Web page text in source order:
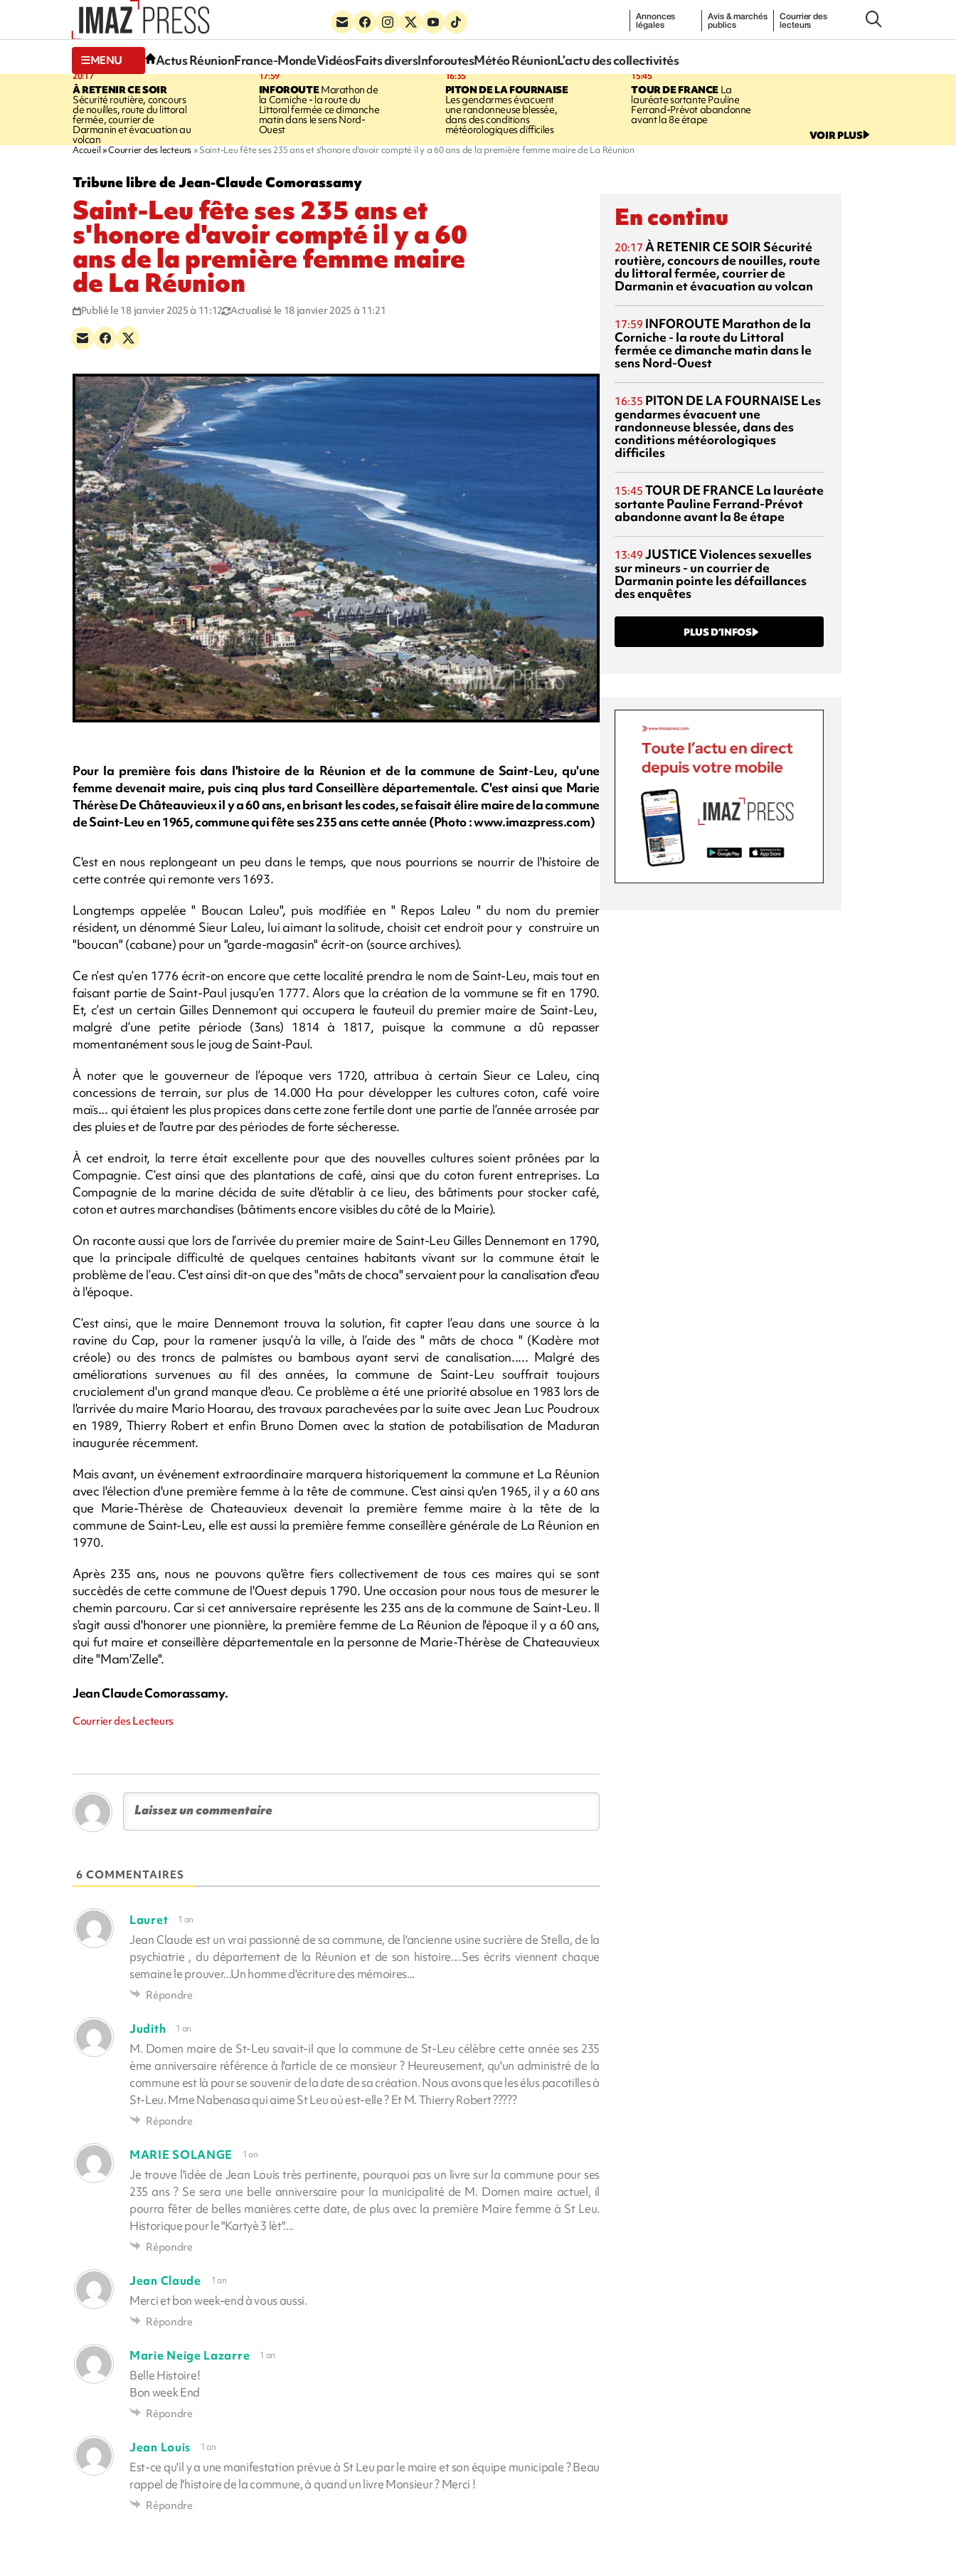
Annonces
légales
Avis & marchés
publics
Courrier des
lecteurs
MENU Actus RéunionFrance-MondeVidéosFaits diversInforoutesMétéo RéunionL’actu des collectivités
20:17
À RETENIR CE SOIR
Sécurité routière, concours
de nouilles, route du littoral
fermée, courrier de
Darmanin et évacuation au
volcan
17:59
INFOROUTEMarathon de
la Corniche - la route du
Littoral fermée ce dimanche
matin dans le sens Nord-
Ouest
16:35
PITON DE LA FOURNAISE
Les gendarmes évacuent
une randonneuse blessée,
dans des conditions
météorologiques difficiles
15:45
TOUR DE FRANCELa
lauréate sortante Pauline
Ferrand-Prévot abandonne
avant la 8e étape
VOIR PLUS
Accueil Courrier des lecteurs Saint-Leu fête ses 235 ans et s'honore d'avoir compté il y a 60 ans de la première femme maire de La Réunion
Tribune libre de Jean-Claude Comorassamy
Saint-Leu fête ses 235 ans et
s'honore d'avoir compté il y a 60
ans de la première femme maire
de La Réunion
Publié le 18 janvier 2025 à 11:12 Actualisé le 18 janvier 2025 à 11:21
Pour la première fois dans l'histoire de la Réunion et de la commune de Saint-Leu, qu'une
femme devenait maire, puis cinq plus tard Conseillère départementale. C'est ainsi que Marie
Thérèse De Châteauvieux il y a 60 ans, en brisant les codes, se faisait élire maire de la commune
de Saint-Leu en 1965, commune qui fête ses 235 ans cette année (Photo : www.imazpress.com)
C'est en nous replongeant un peu dans le temps, que nous pourrions se nourrir de l'histoire de
cette contrée qui remonte vers 1693.
Longtemps appelée " Boucan Laleu", puis modifiée en " Repos Laleu " du nom du premier
résident, un dénommé Sieur Laleu, lui aimant la solitude, choisit cet endroit pour y construire un
"boucan" (cabane) pour un "garde-magasin" écrit-on (source archives).
Ce n’est qu’en 1776 écrit-on encore que cette localité prendra le nom de Saint-Leu, mais tout en
faisant partie de Saint-Paul jusqu’en 1777. Alors que la création de la vommune se fit en 1790.
Et, c’est un certain Gilles Dennemont qui occupera le fauteuil du premier maire de Saint-Leu,
malgré d’une petite période (3ans) 1814 à 1817, puisque la commune a dû repasser
momentanément sous le joug de Saint-Paul.
À noter que le gouverneur de l’époque vers 1720, attribua à certain Sieur ce Laleu, cinq
concessions de terrain, sur plus de 14.000 Ha pour développer les cultures coton, café voire
maïs... qui étaient les plus propices dans cette zone fertile dont une partie de l’année arrosée par
des pluies et de l'autre par des périodes de forte sécheresse.
À cet endroit, la terre était excellente pour que des nouvelles cultures soient prônées par la
Compagnie. C’est ainsi que des plantations de café, ainsi que du coton furent entreprises. La
Compagnie de la marine décida de suite d'établir à ce lieu, des bâtiments pour stocker café,
coton et autres marchandises (bâtiments encore visibles du côté de la Mairie).
On raconte aussi que lors de l’arrivée du premier maire de Saint-Leu Gilles Dennemont en 1790,
que la principale difficulté de quelques centaines habitants vivant sur la commune était le
problème de l’eau. C'est ainsi dit-on que des "mâts de choca" servaient pour la canalisation d'eau
à l'époque.
C’est ainsi, que le maire Dennemont trouva la solution, fit capter l’eau dans une source à la
ravine du Cap, pour la ramener jusqu’à la ville, à l’aide des " mâts de choca " (Kadère mot
créole) ou des troncs de palmistes ou bambous ayant servi de canalisation..... Malgré des
améliorations survenues au fil des années, la commune de Saint-Leu souffrait toujours
crucialement d'un grand manque d'eau. Ce problème a été une priorité absolue en 1983 lors de
l'arrivée du maire Mario Hoarau, des travaux parachevées par la suite avec Jean Luc Poudroux
en 1989, Thierry Robert et enfin Bruno Domen avec la station de potabilisation de Maduran
inaugurée récemment.
Mais avant, un événement extraordinaire marquera historiquement la commune et La Réunion
avec l'élection d'une première femme à la tête de commune. C'est ainsi qu'en 1965, il y a 60 ans
que Marie-Thérèse de Chateauvieux devenait la première femme maire à la tête de la
commune de Saint-Leu, elle est aussi la première femme conseillère générale de La Réunion en
1970.
Après 235 ans, nous ne pouvons qu'être fiers collectivement de tous ces maires qui se sont
succèdés de cette commune de l'Ouest depuis 1790. Une occasion pour nous tous de mesurer le
chemin parcouru. Car si cet anniversaire représente les 235 ans de la commune de Saint-Leu. Il
s'agit aussi d'honorer une pionnière, la première femme de La Réunion de l'époque il y a 60 ans,
qui fut maire et conseillère départementale en la personne de Marie-Thérèse de Chateauvieux
dite "Mam'Zelle".
Jean Claude Comorassamy.
Courrier des Lecteurs
6 COMMENTAIRES
Lauret 1 an
Jean Claude est un vrai passionné de sa commune, de l'ancienne usine sucrière de Stella, de la
psychiatrie , du département de la Réunion et de son histoire....Ses écrits viennent chaque
semaine le prouver...Un homme d'écriture des mémoires...
Répondre
Judith 1 an
M. Domen maire de St-Leu savait-il que la commune de St-Leu célèbre cette année ses 235
ème anniversaire référence à l'article de ce monsieur ? Heureusement, qu'un administré de la
commune est là pour se souvenir de la date de sa création. Nous avons que les élus pacotilles à
St-Leu. Mme Nabenasa qui aime St Leu où est-elle ? Et M. Thierry Robert ?????
Répondre
MARIE SOLANGE 1 an
Je trouve l'idée de Jean Louis très pertinente, pourquoi pas un livre sur la commune pour ses
235 ans ? Se sera une belle anniversaire pour la municipalité de M. Domen maire actuel, il
pourra fêter de belles manières cette date, de plus avec la première Maire femme à St Leu.
Historique pour le "Kartyè 3 lèt"....
Répondre
Jean Claude 1 an
Merci et bon week-end à vous aussi.
Répondre
Marie Neige Lazarre 1 an
Belle Histoire!
Bon week End
Répondre
Jean Louis 1 an
Est-ce qu'il y a une manifestation prévue à St Leu par le maire et son équipe municipale ? Beau
rappel de l'histoire de la commune, à quand un livre Monsieur ? Merci !
Répondre
En continu
20:17 À RETENIR CE SOIR Sécurité
routière, concours de nouilles, route
du littoral fermée, courrier de
Darmanin et évacuation au volcan
17:59 INFOROUTE Marathon de la
Corniche - la route du Littoral
fermée ce dimanche matin dans le
sens Nord-Ouest
16:35 PITON DE LA FOURNAISE Les
gendarmes évacuent une
randonneuse blessée, dans des
conditions météorologiques
difficiles
15:45 TOUR DE FRANCE La lauréate
sortante Pauline Ferrand-Prévot
abandonne avant la 8e étape
13:49 JUSTICEViolences sexuelles
sur mineurs - un courrier de
Darmanin pointe les défaillances
des enquêtes
PLUS D’INFOS